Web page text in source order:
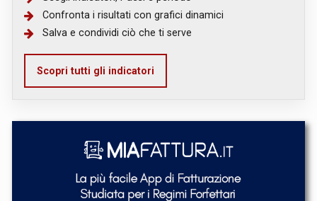
Confronta i risultati con grafici dinamici
Salva e condividi ciò che ti serve
Scopri tutti gli indicatori